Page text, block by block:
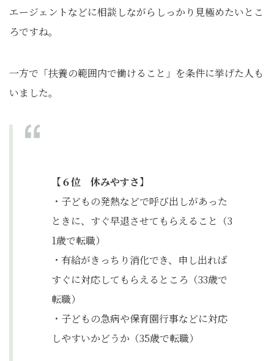
エージェントなどに相談しながらしっかり見極めたいとこ
ろですね。
一方で「扶養の範囲内で働けること」を条件に挙げた人も
いました。
【６位 休みやすさ】
・子どもの発熱などで呼び出しがあった
ときに、すぐ早退させてもらえること（3
1歳で転職）
・有給がきっちり消化でき、申し出れば
すぐに対応してもらえるところ（33歳で
転職）
・子どもの急病や保育園行事などに対応
しやすいかどうか（35歳で転職）